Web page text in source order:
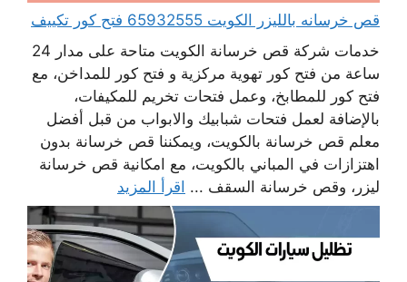
قص خرسانه بالليزر الكويت 65932555 فتح كور تكييف
خدمات شركة قص خرسانة الكويت متاحة على مدار 24
ساعة من فتح كور تهوية مركزية و فتح كور للمداخن، مع
فتح كور للمطابخ، وعمل فتحات تخريم للمكيفات،
بالإضافة لعمل فتحات شبابيك والابواب من قبل أفضل
معلم قص خرسانة بالكويت، ويمكننا قص خرسانة بدون
اهتزازات في المباني بالكويت، مع امكانية قص خرسانة
ليزر، وقص خرسانة السقف ... اقرأ المزيد